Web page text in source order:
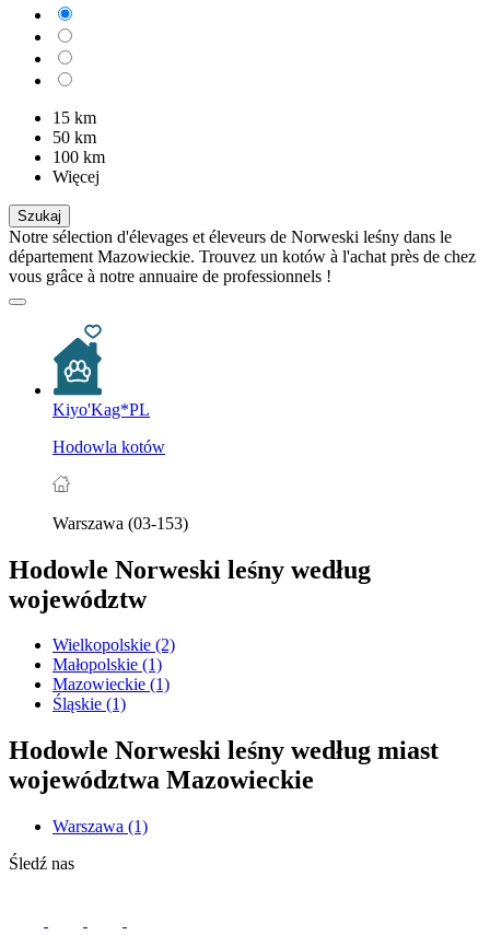
15 km
50 km
100 km
Więcej
Szukaj
Notre sélection d'élevages et éleveurs de Norweski leśny dans le
département Mazowieckie. Trouvez un kotów à l'achat près de chez
vous grâce à notre annuaire de professionnels !
Kiyo'Kag*PL
Hodowla kotów
Warszawa (03-153)
Hodowle Norweski leśny według
województw
Wielkopolskie (2)
Małopolskie (1)
Mazowieckie (1)
Śląskie (1)
Hodowle Norweski leśny według miast
województwa Mazowieckie
Warszawa (1)
Śledź nas